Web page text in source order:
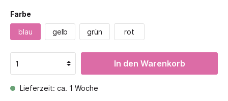
Farbe
blau gelb grün rot
In den Warenkorb
Lieferzeit: ca. 1 Woche